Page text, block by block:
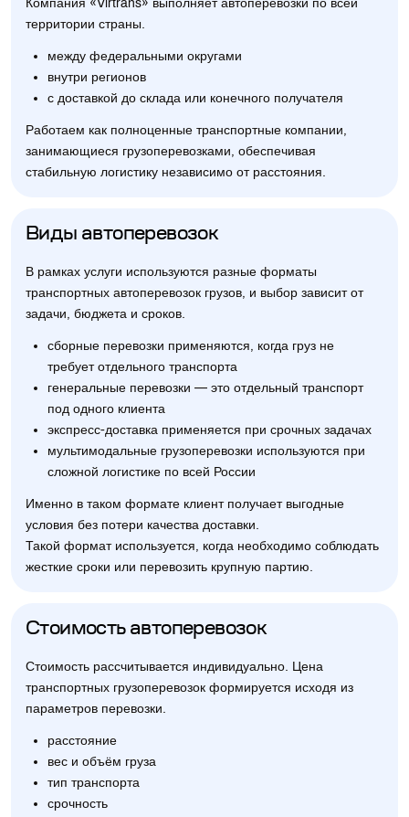
Компания «Virtrans» выполняет автоперевозки по всей
территории страны.
между федеральными округами
внутри регионов
с доставкой до склада или конечного получателя
Работаем как полноценные транспортные компании,
занимающиеся грузоперевозками, обеспечивая
стабильную логистику независимо от расстояния.
Виды автоперевозок
В рамках услуги используются разные форматы
транспортных автоперевозок грузов, и выбор зависит от
задачи, бюджета и сроков.
сборные перевозки применяются, когда груз не
требует отдельного транспорта
генеральные перевозки — это отдельный транспорт
под одного клиента
экспресс-доставка применяется при срочных задачах
мультимодальные грузоперевозки используются при
сложной логистике по всей России
Именно в таком формате клиент получает выгодные
условия без потери качества доставки.
Такой формат используется, когда необходимо соблюдать
жесткие сроки или перевозить крупную партию.
Стоимость автоперевозок
Стоимость рассчитывается индивидуально. Цена
транспортных грузоперевозок формируется исходя из
параметров перевозки.
расстояние
вес и объём груза
тип транспорта
срочность